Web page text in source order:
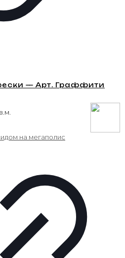
— Арт. Граффити